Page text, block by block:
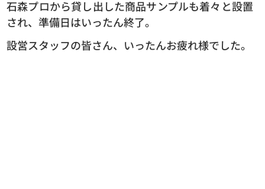
石森プロから貸し出した商品サンプルも着々と設置
され、準備日はいったん終了。
設営スタッフの皆さん、いったんお疲れ様でした。